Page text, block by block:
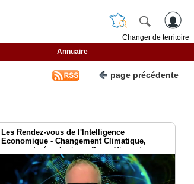
Changer de territoire
Annuaire
page précédente
Les Rendez-vous de l'Intelligence
Economique - Changement Climatique,
comment gérer le risque? pas Vincent
Balouet [Maîtrise des crises]